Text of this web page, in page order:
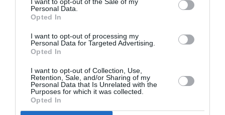
Personal Data.
Opted In
I want to opt-out of processing my
Personal Data for Targeted Advertising.
Opted In
I want to opt-out of Collection, Use,
Retention, Sale, and/or Sharing of my
Personal Data that Is Unrelated with the
Purposes for which it was collected.
Opted In
Η δομή του μαθήματος στοχεύει στη σωματική
και ενεργειακή αποφόρτιση έτσι ώστε να
προετοιμαστούν οι συμμετέχοντες για το
διαλογισμό που θα ακολουθήσει.
Το πρωινό μάθημα θα ξεκινήσει με ήπιες
διατάσεις του σώματος, θα συνεχίσει με κάποιες